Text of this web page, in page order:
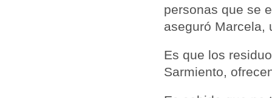
personas que se
aseguró Marcela,
Es que los
Sarmiento,